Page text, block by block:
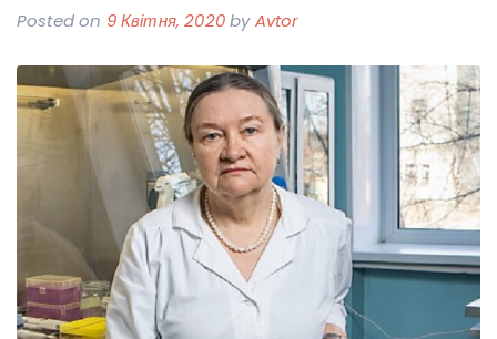
Posted on 9 Квітня, 2020byAvtor